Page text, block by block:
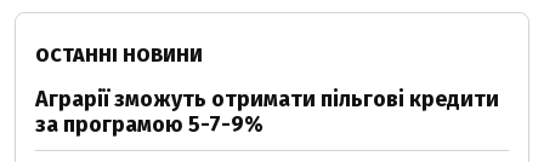
ОСТАННІ НОВИНИ
Аграрії зможуть отримати пільгові кредити
за програмою 5-7-9%